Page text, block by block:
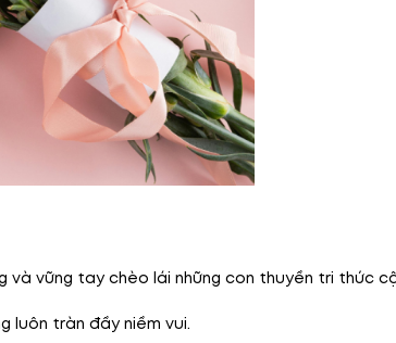
và vững tay chèo lái những con thuyền tri thức
luôn tràn đầy niềm vui.